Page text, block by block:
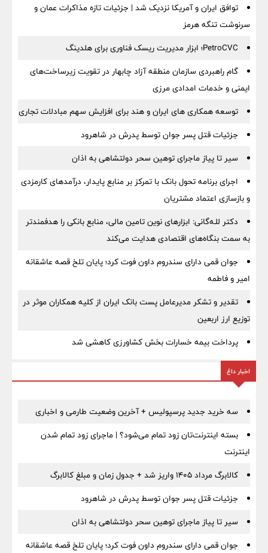
توافق ایران و آمریکا نزدیک شد | جزئیات تازه مذاکرات عمان و
سرنوشت تنگه هرمز
PetroCVC؛ ابزار مدیریت ریسک فناوری برای هلدینگ
گام راهبردی سازمان منطقه آزاد چابهار در تقویت زیرساخت‌های
ایمنی و خدمات امدادی مرزی
توسعه همکاری های ایران و هند برای افزایش سهم مبادلات تجاری
جزئیات قتل پسر جوان توسط پدرش در شاهرود
سیر تا پیاز ماجرای توهین سحر دولتشاهی به اذان
اجرای برنامه تحول بانک با تمرکز بر منابع پایدار، درآمدهای کارمزدی
و بازسازی اعتماد مشتریان
دکتر للـه‌گانی: ابزارهای نوین تامین مالی، منابع بانکی را هدفمندتر
به سمت بنگاه‌های اقتصادی هدایت می‌کند
جوان قمی دارای سندروم داون فوت کرد؛ پایان تلخ قصه عاشقانه
امیر و فاطمه
تقدیر و تشکر مدیرعامل پست بانک ایران از کلیه همکاران موثر در
توزیع ارز اربعین
پرداخت بیمه خسارات بخش کشاورزی کاهشی شد
اخبار داغ
سه خرید جدید پرسپولیس + آخرین وضعیت طارمی و اخباری
بسته اینترنت‌تان زود تمام می‌شود؟ | ماجرای زود تمام شدن
اینترنت
کالابرگ مرداد ۱۴۰۵ واریز شد + جدول زمان و مبلغ کالابرگ
جزئیات قتل پسر جوان توسط پدرش در شاهرود
سیر تا پیاز ماجرای توهین سحر دولتشاهی به اذان
جوان قمی دارای سندروم داون فوت کرد؛ پایان تلخ قصه عاشقانه